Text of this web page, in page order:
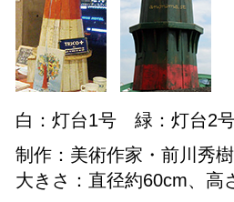
白：灯台1号 緑：灯台2
制作：美術作家・前川秀
大きさ：直径約60cm、高